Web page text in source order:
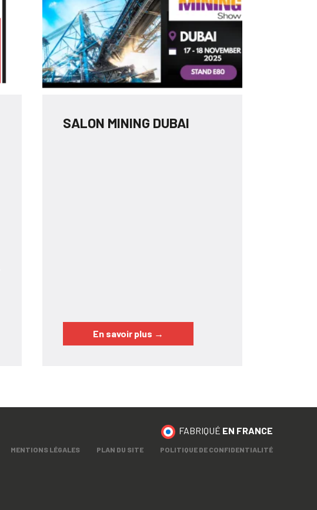
SALON MINING DUBAI
En savoir plus →
FABRIQUÉ EN FRANCE
MENTIONS LÉGALES PLAN DU SITE POLITIQUE DE CONFIDENTIALITÉ